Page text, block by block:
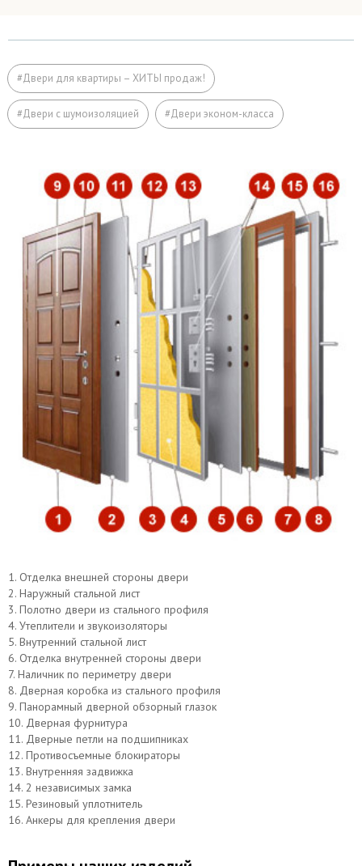
Коробка профильная труба 50×25 мм
Лист стали 2 мм
Обналичка по периметру
коробки
50×2 мм
Резиновый уплотнитель
по периметру полотна и коробки
Притворная планка
(нащельник)
полоса 16×4 мм
диаметр 20 мм
Противосъемные устройства противосъёмные блокираторы
Отделка снаружи порошковое напыление
Отделка внутри МДФ
Верхний замок САМ Нижний замок МосРентген
#Двери для квартиры – ХИТЫ продаж!
#Двери с шумоизоляцией #Двери эконом-класса
1. Отделка внешней стороны двери
2. Наружный стальной лист
3. Полотно двери из стального профиля
4. Утеплители и звукоизоляторы
5. Внутренний стальной лист
6. Отделка внутренней стороны двери
7. Наличник по периметру двери
8. Дверная коробка из стального профиля
9. Панорамный дверной обзорный глазок
10. Дверная фурнитура
11. Дверные петли на подшипниках
12. Противосъемные блокираторы
13. Внутренняя задвижка
14. 2 независимых замка
15. Резиновый уплотнитель
16. Анкеры для крепления двери